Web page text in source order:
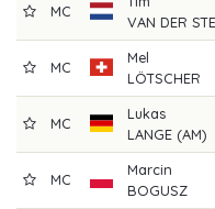
MC
VAN DER
MC
Mel
LÖTSCHER
MC
Lukas
LANGE (AM)
MC
Marcin
BOGUSZ